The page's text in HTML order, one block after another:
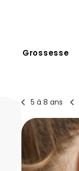
Grossesse
5 à 8 ans